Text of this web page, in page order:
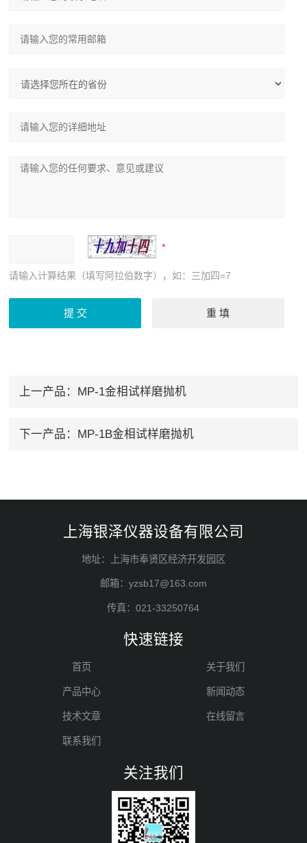
请输入计算结果（填写阿拉伯数字），如：三加四=7
上一产品： MP-1金相试样磨抛机
下一产品： MP-1B金相试样磨抛机
上海银泽仪器设备有限公司
地址：上海市奉贤区经济开发园区
邮箱：yzsb17@163.com
传真：021-33250764
快速链接
首页 关于我们
产品中心 新闻动态
技术文章 在线留言
联系我们
关注我们